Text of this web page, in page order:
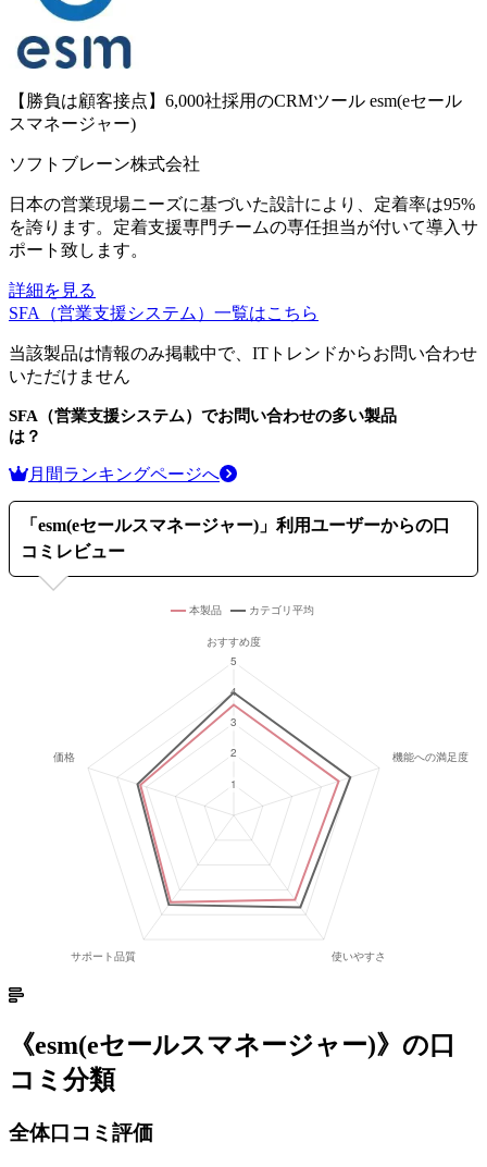
【勝負は顧客接点】6,000社採用のCRMツール esm(eセール
スマネージャー)
ソフトブレーン株式会社
日本の営業現場ニーズに基づいた設計により、定着率は95%
を誇ります。定着支援専門チームの専任担当が付いて導入サ
ポート致します。
詳細を見る
SFA（営業支援システム） 一覧はこちら
当該製品は情報のみ掲載中で、ITトレンドからお問い合わせ
いただけません
SFA（営業支援システム） でお問い合わせの多い製品
は？
月間ランキングページへ
「 esm(eセールスマネージャー) 」利用ユーザーからの口
コミレビュー
《esm(eセールスマネージャー)》の口
コミ分類
全体口コミ評価